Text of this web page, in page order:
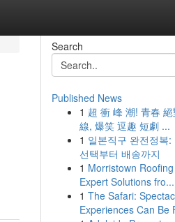
Search
Published News
1 超 衝 峰 潮! 青春
線, 爆笑 逗趣 短劇 ...
1 일본직구 완전정복:
선택부터 배송까지
1 Morristown
Expert Solutions fro...
1 The Safari:
Experiences Can Be